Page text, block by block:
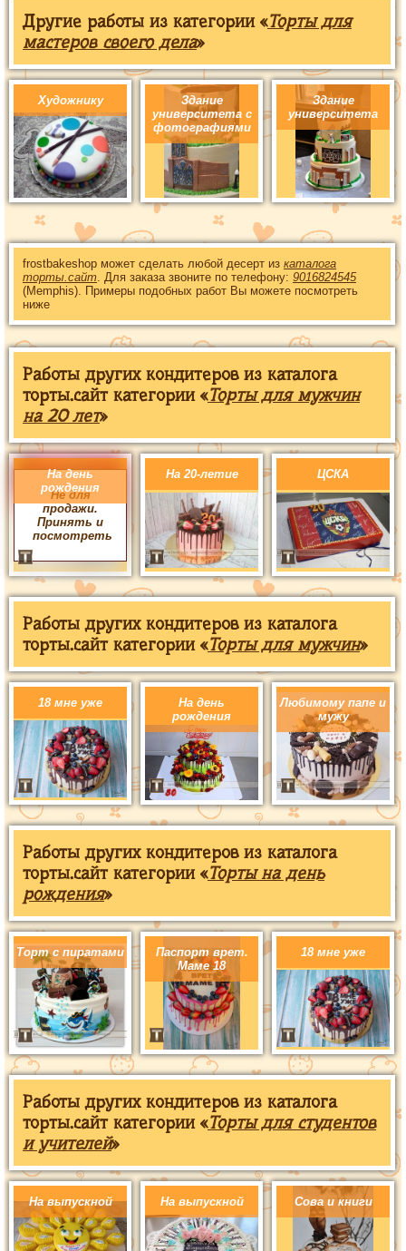
Другие работы из категории «Торты для
мастеров своего дела»
Художнику
Здание
университета с
фотографиями
Здание
университета
frostbakeshop может сделать любой десерт из каталога
торты.сайт. Для заказа звоните по телефону: 9016824545
(Memphis). Примеры подобных работ Вы можете посмотреть
ниже
Работы других кондитеров из каталога
торты.сайт категории «Торты для мужчин
на 20 лет»
На день
рождения
Не для
продажи.
Принять и
посмотреть
На 20-летие ЦСКА
Работы других кондитеров из каталога
торты.сайт категории «Торты для мужчин»
18 мне уже
На день
рождения
Любимому папе и
мужу
Работы других кондитеров из каталога
торты.сайт категории «Торты на день
рождения»
Торт с пиратами
Паспорт врет.
Маме 18
18 мне уже
Работы других кондитеров из каталога
торты.сайт категории «Торты для студентов
и учителей»
На выпускной На выпускной Сова и книги